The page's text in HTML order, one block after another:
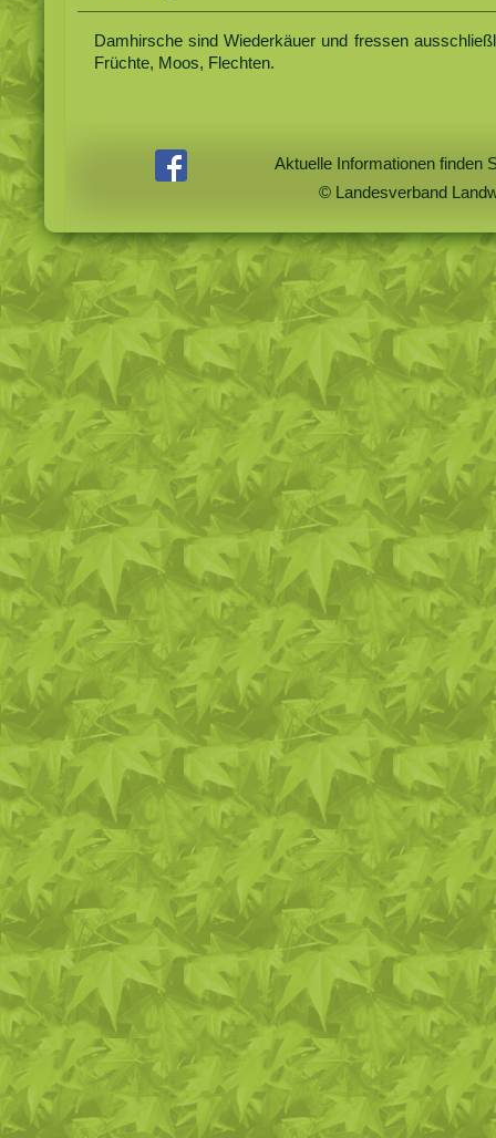
Damhirsche sind Wiederkäuer und fressen
Früchte, Moos, Flechten.
Aktuelle Informationen finden
© Landesverband